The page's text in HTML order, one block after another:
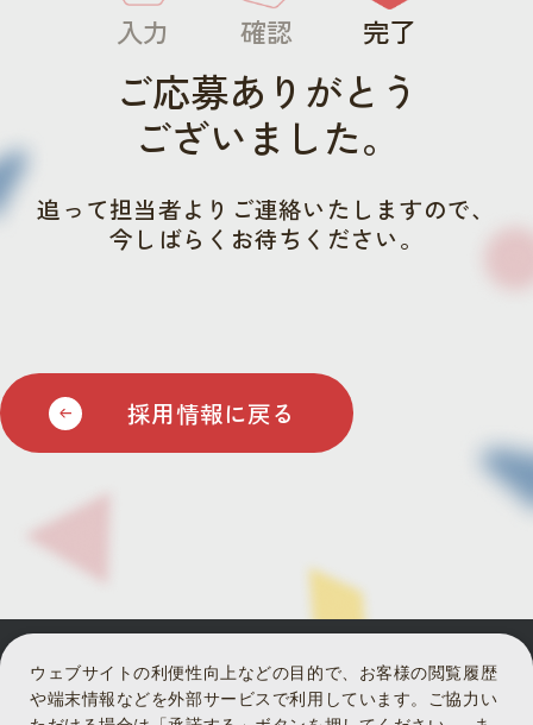
入力 確認 完了
ご応募ありがとう
ございました。
追って担当者よりご連絡いたしますので、
今しばらくお待ちください。
採用情報に戻る
ウェブサイトの利便性向上などの目的で、お客様の閲覧履歴
や端末情報などを外部サービスで利用しています。ご協力い